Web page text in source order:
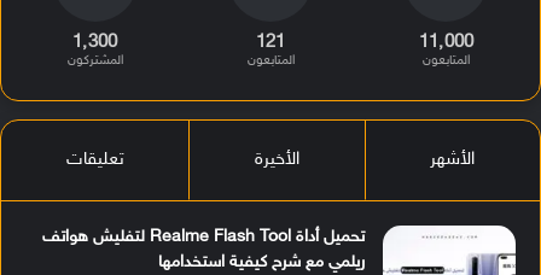
11٬000
المتابعون
121
المتابعون
1٬300
المشتركون
الأشهر الأخيرة تعليقات
تحميل أداة Realme Flash Tool لتفليش هواتف
ريلمي مع شرح كيفية استخدامها